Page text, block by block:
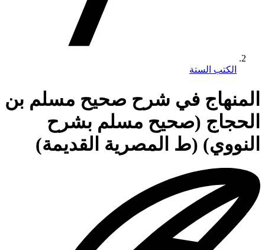
الكتب الستة
المنهاج في شرح صحيح مسلم بن
الحجاج (صحيح مسلم بشرح
النووي) (ط المصرية القديمة)